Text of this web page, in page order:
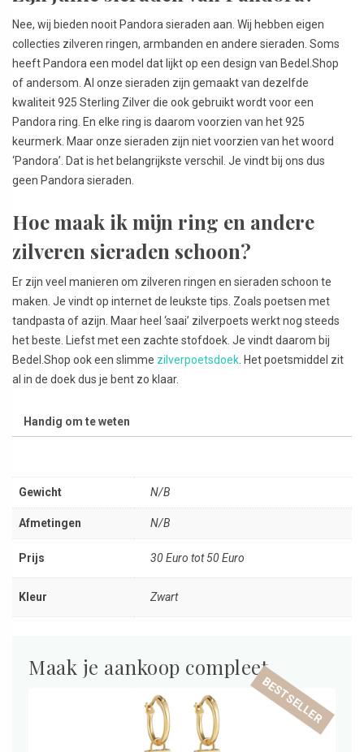
Nee, wij bieden nooit Pandora sieraden aan. Wij hebben eigen
collecties zilveren ringen, armbanden en andere sieraden. Soms
heeft Pandora een model dat lijkt op een design van Bedel.Shop
of andersom. Al onze sieraden zijn gemaakt van dezelfde
kwaliteit 925 Sterling Zilver die ook gebruikt wordt voor een
Pandora ring. En elke ring is daarom voorzien van het 925
keurmerk. Maar onze sieraden zijn niet voorzien van het woord
‘Pandora’. Dat is het belangrijkste verschil. Je vindt bij ons dus
geen Pandora sieraden.
Hoe maak ik mijn ring en andere
zilveren sieraden schoon?
Er zijn veel manieren om zilveren ringen en sieraden schoon te
maken. Je vindt op internet de leukste tips. Zoals poetsen met
tandpasta of azijn. Maar heel ‘saai’ zilverpoets werkt nog steeds
het beste. Liefst met een zachte stofdoek. Je vindt daarom bij
Bedel.Shop ook een slimme zilverpoetsdoek . Het poetsmiddel zit
al in de doek dus je bent zo klaar.
Handig om te weten
Gewicht N/B
Afmetingen N/B
Prijs 30 Euro tot 50 Euro
Kleur Zwart
Maak je aankoop compleet
BESTSELLER